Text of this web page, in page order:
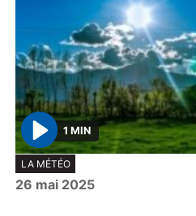
P
l
a
1 MIN
LA MÉTÉO
26 mai 2025